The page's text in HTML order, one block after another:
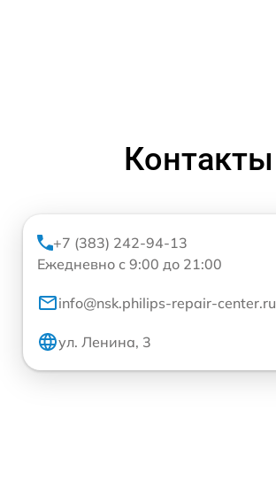
Контакты
+7 (383) 242-94-13
Ежедневно с 9:00 до 21:00
info@nsk.philips-repair-center.ru
ул. Ленина, 3